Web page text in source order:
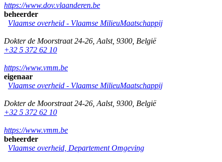
https://www.dov.vlaanderen.be
beheerder
Vlaamse overheid - Vlaamse MilieuMaatschappij
Dokter de Moorstraat 24-26 Aalst, 9300 België
+32 5 372 62 10
https://www.vmm.be
eigenaar
Vlaamse overheid - Vlaamse MilieuMaatschappij
Dokter de Moorstraat 24-26 Aalst, 9300 België
+32 5 372 62 10
https://www.vmm.be
beheerder
Vlaamse overheid, Departement Omgeving